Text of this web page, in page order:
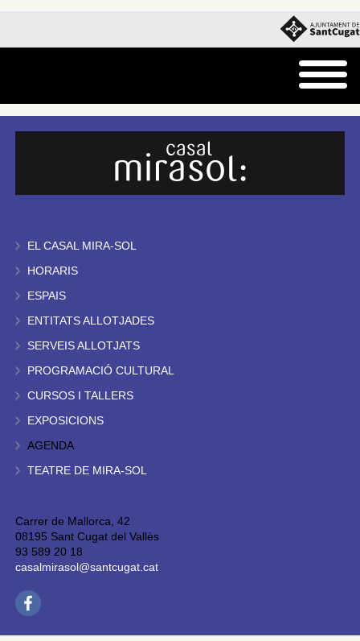
EL CASAL MIRA-SOL
HORARIS
ESPAIS
ENTITATS ALLOTJADES
SERVEIS ALLOTJATS
PROGRAMACIÓ CULTURAL
CURSOS I TALLERS
EXPOSICIONS
AGENDA
TEATRE DE MIRA-SOL
Carrer de Mallorca, 42
08195 Sant Cugat del Vallès
93 589 20 18
casalmirasol@santcugat.cat